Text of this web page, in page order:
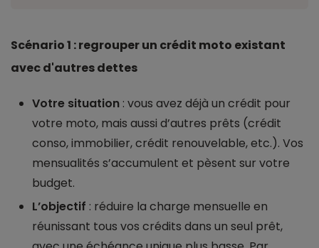
Scénario 1 : regrouper un crédit moto existant
avec d'autres dettes
Votre situation : vous avez déjà un crédit pour
votre moto, mais aussi d’autres prêts (crédit
conso, immobilier, crédit renouvelable, etc.). Vos
mensualités s’accumulent et pèsent sur votre
budget.
L’objectif : réduire la charge mensuelle en
réunissant tous vos crédits dans un seul prêt,